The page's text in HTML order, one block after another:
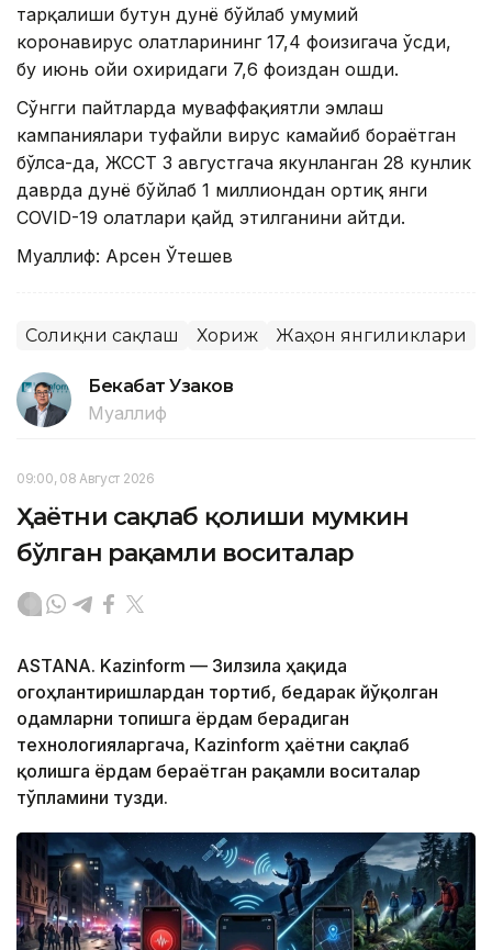
тарқалиши бутун дунё бўйлаб умумий
коронавирус ҳолатларининг 17,4 фоизигача ўсди,
бу июнь ойи охиридаги 7,6 фоиздан ошди.
Сўнгги пайтларда муваффақиятли эмлаш
кампаниялари туфайли вирус камайиб бораётган
бўлса-да, ЖССТ 3 августгача якунланган 28 кунлик
даврда дунё бўйлаб 1 миллиондан ортиқ янги
COVID-19 ҳолатлари қайд этилганини айтди.
Муаллиф: Арсен Ўтешев
Соғлиқни сақлаш Хориж Жаҳон янгиликлари
Бекабат Узаков
Муаллиф
09:00, 08 Август 2026
Ҳаётни сақлаб қолиши мумкин
бўлган рақамли воситалар
ASTANA. Kazinform — Зилзила ҳақида
огоҳлантиришлардан тортиб, бедарак йўқолган
одамларни топишга ёрдам берадиган
технологияларгача, Кazinform ҳаётни сақлаб
қолишга ёрдам бераётган рақамли воситалар
тўпламини тузди.